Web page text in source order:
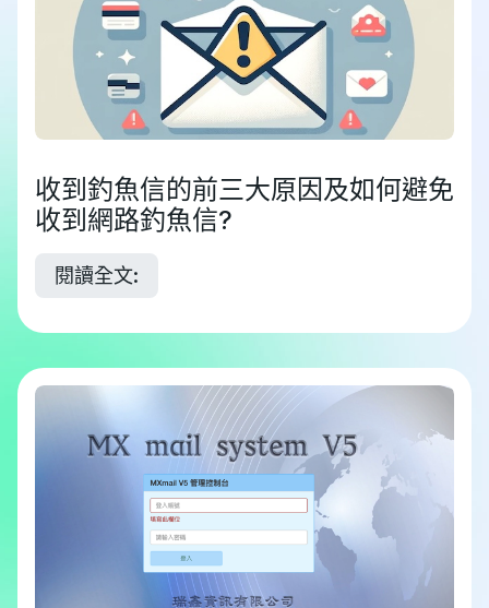
收到釣魚信的前三大原因及如何避免
收到網路釣魚信?
閱讀全文: